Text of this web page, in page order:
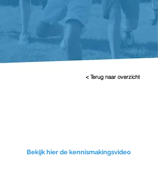
< Terug naar overzicht
Bekijk hier de kennismakingsvideo